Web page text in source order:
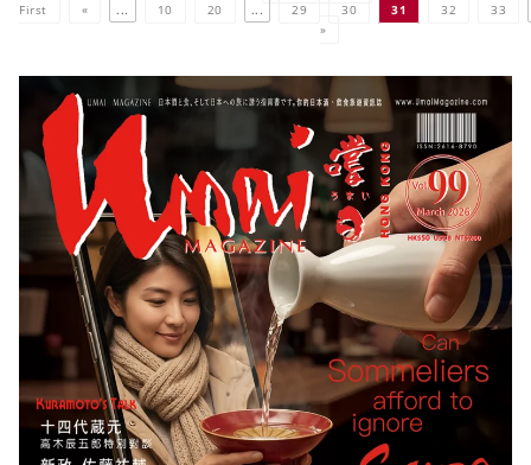
First
« ... 10 20 ... 29 30 31 32
33
»